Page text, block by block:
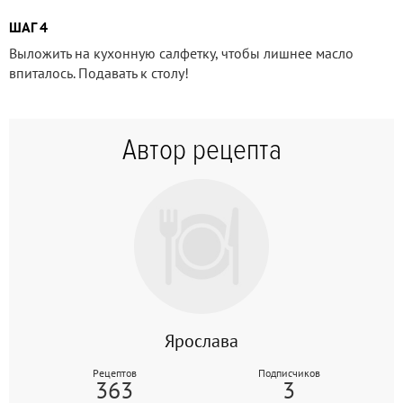
ШАГ 4
Выложить на кухонную салфетку, чтобы лишнее масло
впиталось. Подавать к столу!
Автор рецепта
Ярослава
Рецептов
363
Подписчиков
3